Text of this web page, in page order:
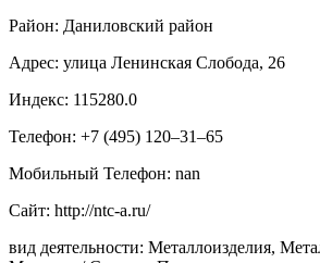
Район: Даниловский район
Адрес: улица Ленинская Слобода, 26
Индекс: 115280.0
Телефон: +7 (495) 120‒31‒65
Мобильный Телефон: nan
Сайт: http://ntc-a.ru/
вид деятельности: Металлоизделия,